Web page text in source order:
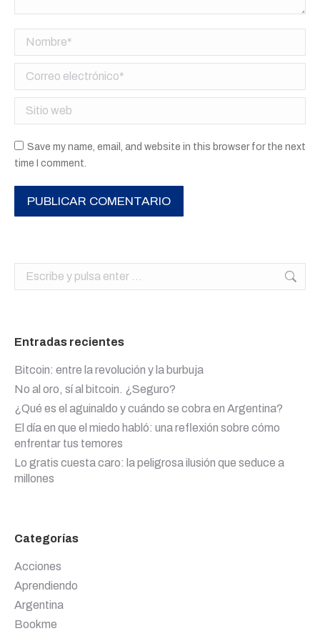
Nombre *
Correo electrónico *
Sitio web
Save my name, email, and website in this browser for the next
time I comment.
PUBLICAR COMENTARIO
Buscar:
Entradas recientes
Bitcoin: entre la revolución y la burbuja
No al oro, sí al bitcoin. ¿Seguro?
¿Qué es el aguinaldo y cuándo se cobra en Argentina?
El día en que el miedo habló: una reflexión sobre cómo
enfrentar tus temores
Lo gratis cuesta caro: la peligrosa ilusión que seduce a
millones
Categorías
Acciones
Aprendiendo
Argentina
Bookme